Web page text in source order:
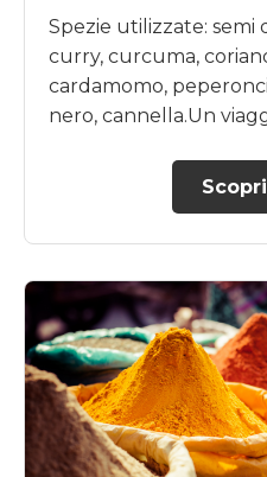
Spezie utilizzate: semi
curry, curcuma,
cardamomo,
nero, cannella.Un